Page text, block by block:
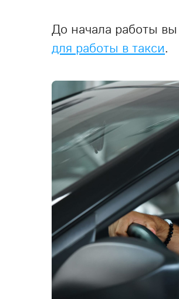
До начала работы
для работы в такси.